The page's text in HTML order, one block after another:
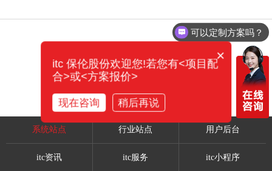
系统站点 行业站点 用户后台
itc资讯 itc服务 itc小程序
可以定制方案吗？
×
itc 保伦股份欢迎您!若您有<项目配
合>或<方案报价>
现在咨询 稍后再说